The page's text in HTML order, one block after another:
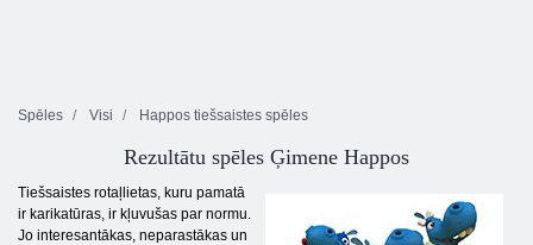
Spēles Visi Happos tiešsaistes spēles
Rezultātu spēles Ģimene Happos
Tiešsaistes rotaļlietas, kuru pamatā
ir karikatūras, ir kļuvušas par normu.
Jo interesantākas, neparastākas un